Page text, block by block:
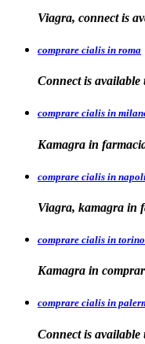
Viagra, connect is
comprare cialis in roma
Connect is available
comprare cialis in
Kamagra in
comprare cialis in
Viagra, kamagra in
comprare cialis in torino
Kamagra in
comprare cialis in
Connect is available